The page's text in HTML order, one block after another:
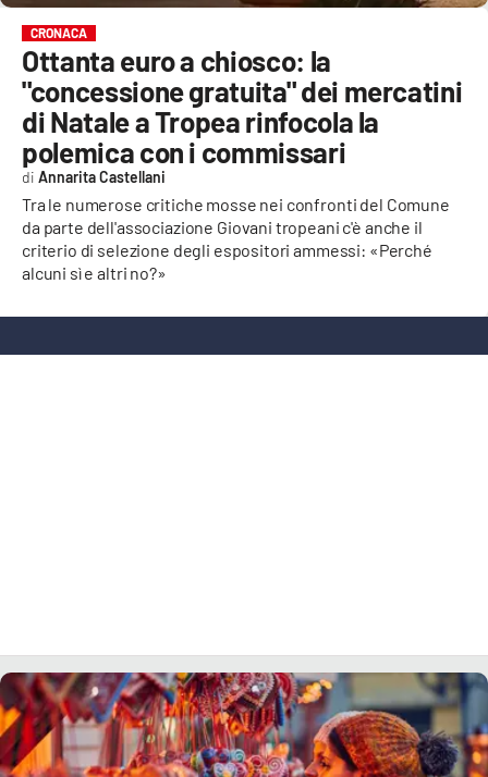
LAC TV
LAC NETWORK
LAC ONAIR
LaC
Network
LACPLAY.IT
LACTV.IT
LACONAIR.IT
ANDROID
APPLE
CRONACA
Ottanta euro a chiosco: la
"concessione gratuita" dei mercatini
di Natale a Tropea rinfocola la
polemica con i commissari
Tra le numerose critiche mosse nei confronti del Comune
da parte dell'associazione Giovani tropeani c'è anche il
criterio di selezione degli espositori ammessi: «Perché
alcuni sì e altri no?»
Annarita Castellani